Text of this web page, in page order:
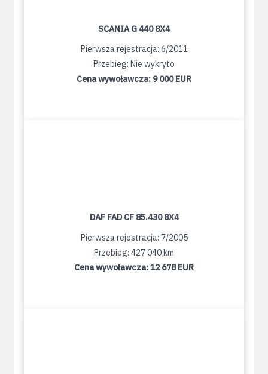
SCANIA G 440 8X4
Pierwsza rejestracja: 6/2011
Przebieg: Nie wykryto
Cena wywoławcza: 9 000 EUR
DAF FAD CF 85.430 8X4
Pierwsza rejestracja: 7/2005
Przebieg: 427 040 km
Cena wywoławcza:12 678 EUR